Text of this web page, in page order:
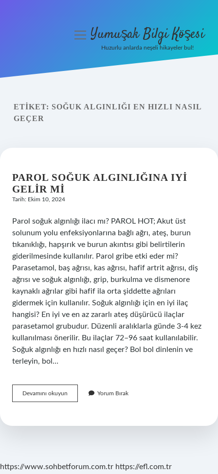
Yasal Uyarı
menüyüYumuşak Bilgi Köşesi
Huzurlu anlarda neşeli hikayeler bul!
ETIKET: SOĞUK ALGINLIĞI EN HIZLI NASIL
GEÇER
PAROL SOĞUK ALGINLIĞINA IYI
GELIR MI
Tarih: Ekim 10, 2024
Parol soğuk algınlığı ilacı mı? PAROL HOT; Akut üst
solunum yolu enfeksiyonlarına bağlı ağrı, ateş, burun
tıkanıklığı, hapşırık ve burun akıntısı gibi belirtilerin
giderilmesinde kullanılır. Parol gribe etki eder mi?
Parasetamol, baş ağrısı, kas ağrısı, hafif artrit ağrısı, diş
ağrısı ve soğuk algınlığı, grip, burkulma ve dismenore
kaynaklı ağrılar gibi hafif ila orta şiddette ağrıları
gidermek için kullanılır. Soğuk algınlığı için en iyi ilaç
hangisi? En iyi ve en az zararlı ateş düşürücü ilaçlar
parasetamol grubudur. Düzenli aralıklarla günde 3-4 kez
kullanılması önerilir. Bu ilaçlar 72–96 saat kullanılabilir.
Soğuk algınlığı en hızlı nasıl geçer? Bol bol dinlenin ve
terleyin, bol…
Devamını okuyun
Soğuk
Gelir
Yorum Bırak
https://www.sohbetforum.com.tr https://efl.com.tr